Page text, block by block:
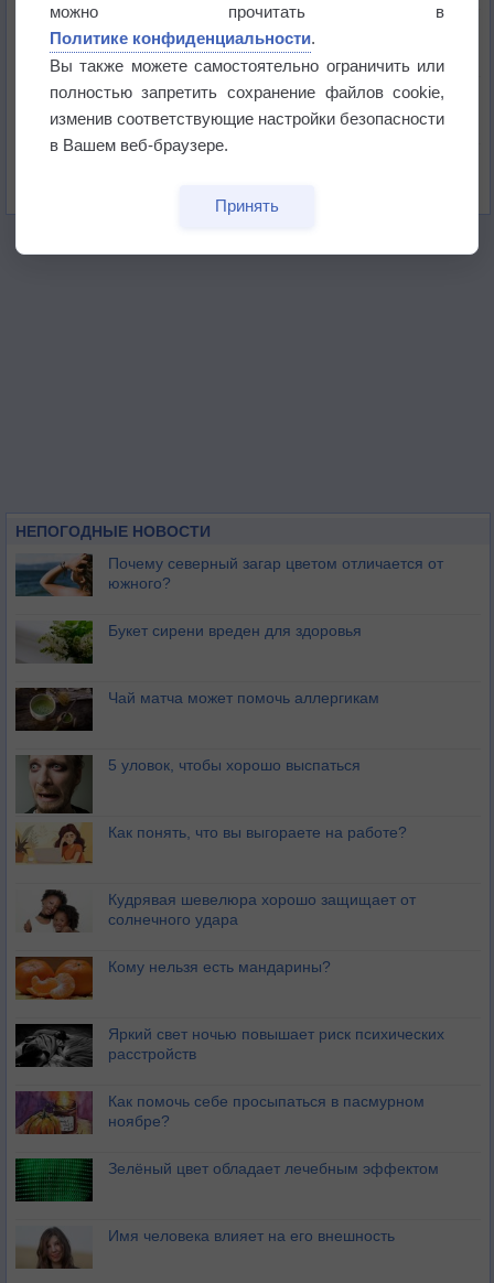
Дневная температура воздуха в ОАЭ превысила
+51°
Европейские столицы бьют рекорды жары
Впервые за 155 лет в Лондоне в течение месяца
НЕПОГОДНЫЕ НОВОСТИ
Почему северный загар цветом отличается от
южного?
Букет сирени вреден для здоровья
Чай матча может помочь аллергикам
5 уловок, чтобы хорошо выспаться
Как понять, что вы выгораете на работе?
Кудрявая шевелюра хорошо защищает от
солнечного удара
Кому нельзя есть мандарины?
Яркий свет ночью повышает риск психических
расстройств
Как помочь себе просыпаться в пасмурном
ноябре?
Зелёный цвет обладает лечебным эффектом
Имя человека влияет на его внешность
можно прочитать в
Политике конфиденциальности.
Вы также можете самостоятельно ограничить или
полностью запретить сохранение файлов cookie,
изменив соответствующие настройки безопасности
в Вашем веб-браузере.
Принять